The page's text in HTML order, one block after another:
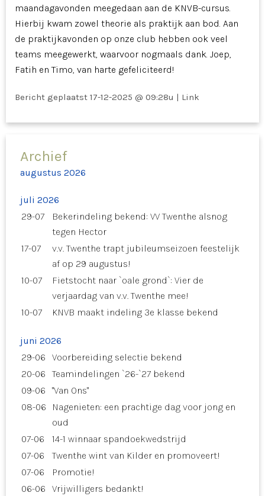
maandagavonden meegedaan aan de KNVB-cursus.
Hierbij kwam zowel theorie als praktijk aan bod. Aan
de praktijkavonden op onze club hebben ook veel
teams meegewerkt, waarvoor nogmaals dank. Joep,
Fatih en Timo, van harte gefeliciteerd!
Bericht geplaatst 17-12-2025 @ 09:28u | Link
Archief
augustus 2026
juli 2026
29-07
Bekerindeling bekend: VV Twenthe alsnog
tegen Hector
17-07
v.v. Twenthe trapt jubileumseizoen feestelijk
af op 29 augustus!
10-07
Fietstocht naar `oale grond`: Vier de
verjaardag van v.v. Twenthe mee!
10-07
KNVB maakt indeling 3e klasse bekend
juni 2026
29-06
Voorbereiding selectie bekend
20-06
Teamindelingen `26-`27 bekend
09-06
"Van Ons"
08-06
Nagenieten: een prachtige dag voor jong en
oud
07-06
14-1 winnaar spandoekwedstrijd
07-06
Twenthe wint van Kilder en promoveert!
07-06
Promotie!
06-06
Vrijwilligers bedankt!